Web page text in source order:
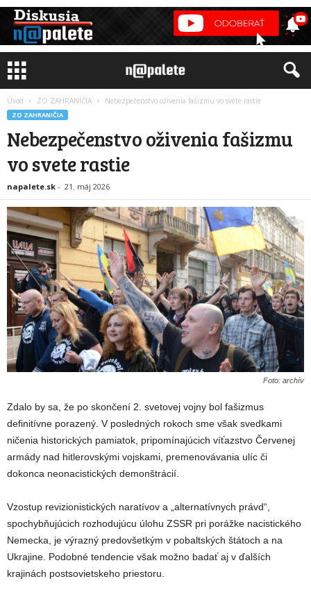
Úvod ZO ZAHRANIČIA Nebezpečenstvo oživenia fašizmu vo svete rastie
ZO ZAHRANIČIA
Nebezpečenstvo oživenia fašizmu
vo svete rastie
napalete.sk - 21. máj 2026
Foto: archív
Zdalo by sa, že po skončení 2. svetovej vojny bol fašizmus
definitívne porazený. V posledných rokoch sme však svedkami
ničenia historických pamiatok, pripomínajúcich víťazstvo Červenej
armády nad hitlerovskými vojskami, premenovávania ulíc či
dokonca neonacistických demonštrácií.
Vzostup revizionistických naratívov a „alternatívnych právd“,
spochybňujúcich rozhodujúcu úlohu ZSSR pri porážke nacistického
Nemecka, je výrazný predovšetkým v pobaltských štátoch a na
Ukrajine. Podobné tendencie však možno badať aj v ďalších
krajinách postsovietskeho priestoru.